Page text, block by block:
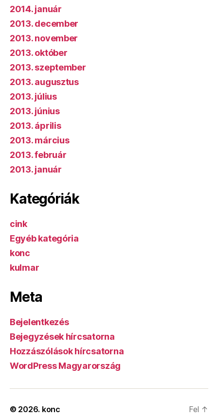
2014. január
2013. december
2013. november
2013. október
2013. szeptember
2013. augusztus
2013. július
2013. június
2013. április
2013. március
2013. február
2013. január
Kategóriák
cink
Egyéb kategória
konc
kulmar
Meta
Bejelentkezés
Bejegyzések hírcsatorna
Hozzászólások hírcsatorna
WordPress Magyarország
© 2026. konc Fel ↑